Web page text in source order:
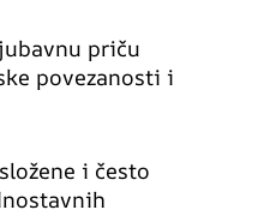
priču
povezanosti i
i često